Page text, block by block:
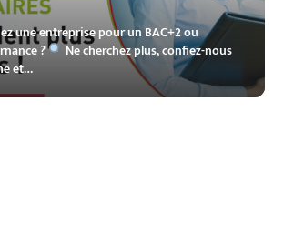
une entreprise pour un BAC+2 ou
?
Ne cherchez plus, confiez-nous
et…